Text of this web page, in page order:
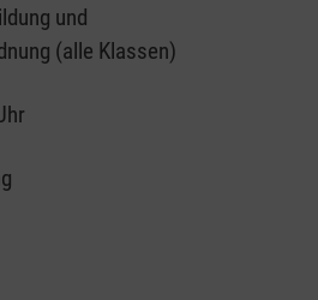
und
(alle Klassen)